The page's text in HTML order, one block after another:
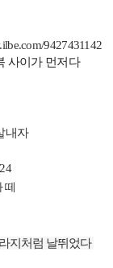
9427431142
사이가 먼저다
내자
지처럼 날뛰었다